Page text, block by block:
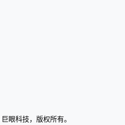
巨眼科技，版权所有。